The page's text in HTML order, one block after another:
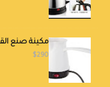
مكينة صنع
$290